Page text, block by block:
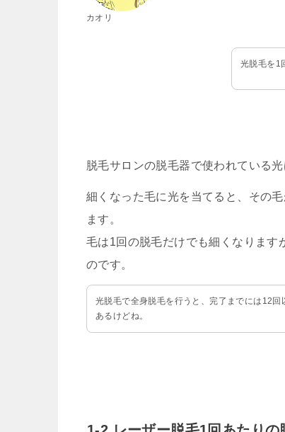
カオリ
光脱毛を1
脱毛サロンの脱毛器で使われている
細くなった毛に光を当てると、その
ます。
毛は1回の脱毛だけでも細くなります
のです。
光脱毛で全身脱毛を行うと、完了までには12
あるけどね。